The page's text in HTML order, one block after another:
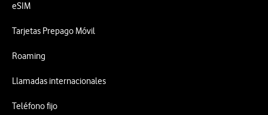
eSIM
Tarjetas Prepago Móvil
Roaming
Llamadas internacionales
Teléfono fijo